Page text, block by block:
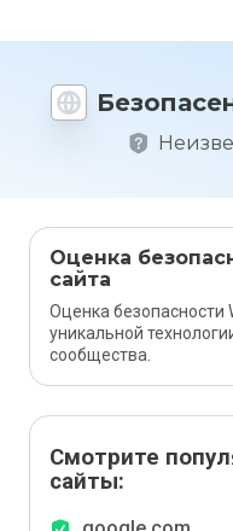
Оценка
сайта
Оценка безопасности
уникальной
сообщества.
Смотрите
сайты:
этот
1 до 5?